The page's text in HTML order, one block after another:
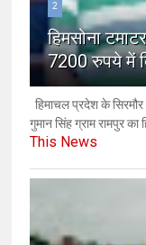
2
हिमसोना
7200 रुपये में
हिमाचल प्रदेश के
गुमान सिंह ग्राम रामपुर का
This News